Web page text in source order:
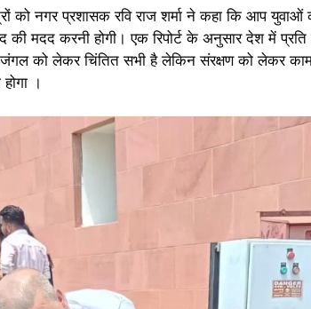
को नगर प्रशासक रवि राज शर्मा ने कहा कि आप
की मदद करनी होगी। एक रिपोर्ट के अनुसार देश में
को लेकर चिंतित सभी है लेकिन संरक्षण को लेकर काम
।